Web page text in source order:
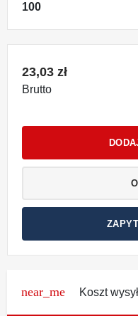
100
23,03 zł
Brutto
near_me Koszt